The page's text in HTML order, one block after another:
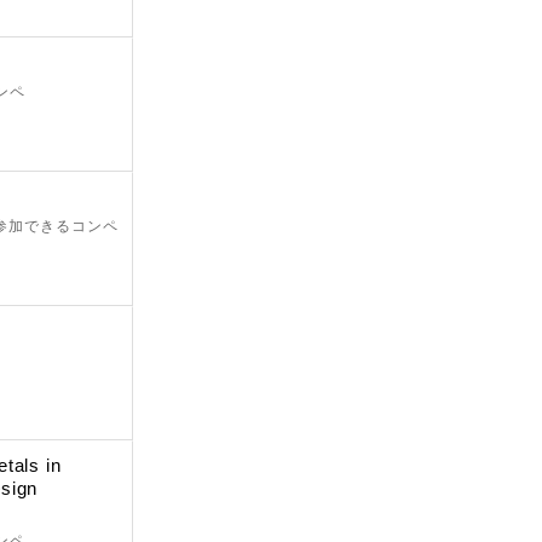
ペ
加できるコンペ
in